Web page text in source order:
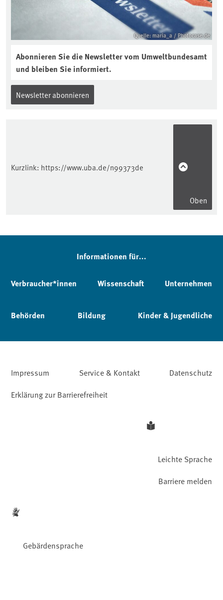
Quelle: maria_a / Photocase.de
Abonnieren Sie die Newsletter vom Umweltbundesamt
und bleiben Sie informiert.
Newsletter abonnieren
Kurzlink: https://www.uba.de/n99373de
Oben
Informationen für...
Verbraucher*innen Wissenschaft Unternehmen
Behörden Bildung Kinder & Jugendliche
Impressum Service & Kontakt
Datenschutz
Erklärung zur Barrierefreiheit
Leichte Sprache
Gebärdensprache
Barriere melden